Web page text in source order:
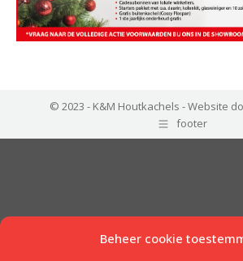
Beheer cookie
© 2023 - K&M Houtkachels -Website
footer